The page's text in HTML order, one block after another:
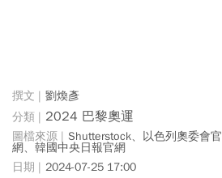
劉煥彥
2024 巴黎奧運
Shutterstock、以色列奧委會官
網、韓國中央日報官網
2024-07-25 17:00